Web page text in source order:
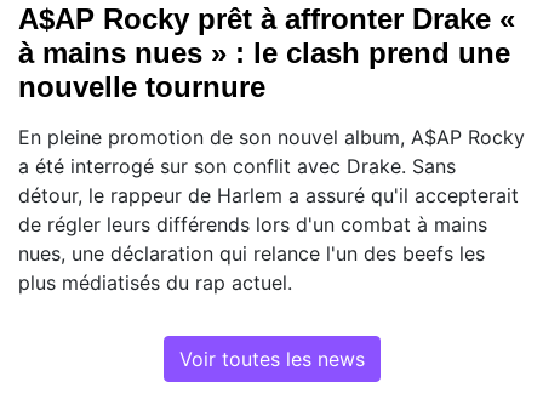
A$AP Rocky prêt à affronter Drake «
à mains nues » : le clash prend une
nouvelle tournure
En pleine promotion de son nouvel album, A$AP Rocky
a été interrogé sur son conflit avec Drake. Sans
détour, le rappeur de Harlem a assuré qu'il accepterait
de régler leurs différends lors d'un combat à mains
nues, une déclaration qui relance l'un des beefs les
plus médiatisés du rap actuel.
Voir toutes les news